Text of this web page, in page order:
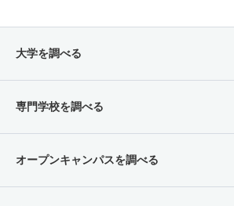
大学を調べる
専門学校を調べる
オープンキャンパスを調べる